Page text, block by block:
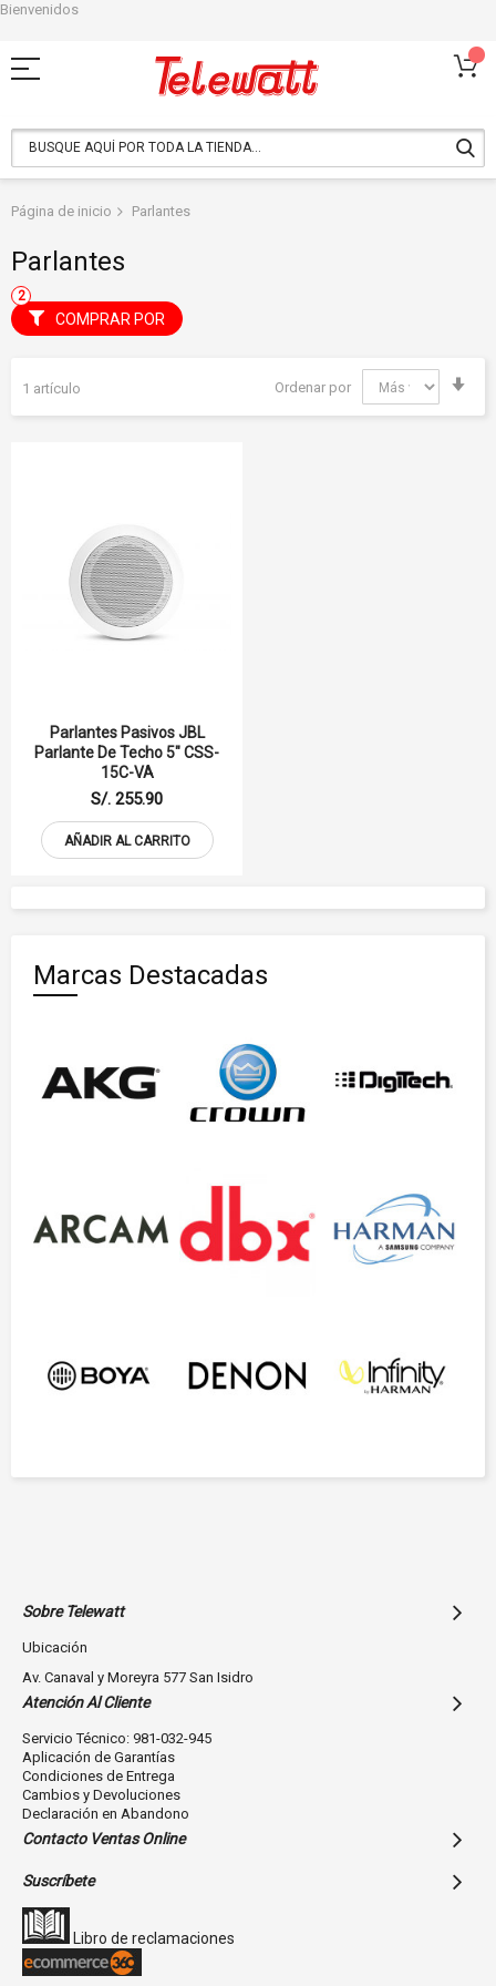
Bienvenidos
al
contenido
Página de inicio Parlantes
Parlantes
1 artículo Ordenar por
Parlantes Pasivos JBL
Parlante De Techo 5" CSS-
15C-VA
S/. 255.90
AÑADIR AL CARRITO
COMPRAR POR
Marcas Destacadas
Sobre Telewatt
Ubicación
Av. Canaval y Moreyra 577 San Isidro
Atención Al Cliente
Servicio Técnico: 981-032-945
Aplicación de Garantías
Condiciones de Entrega
Cambios y Devoluciones
Declaración en Abandono
Contacto Ventas Online
Suscríbete
Libro de reclamaciones